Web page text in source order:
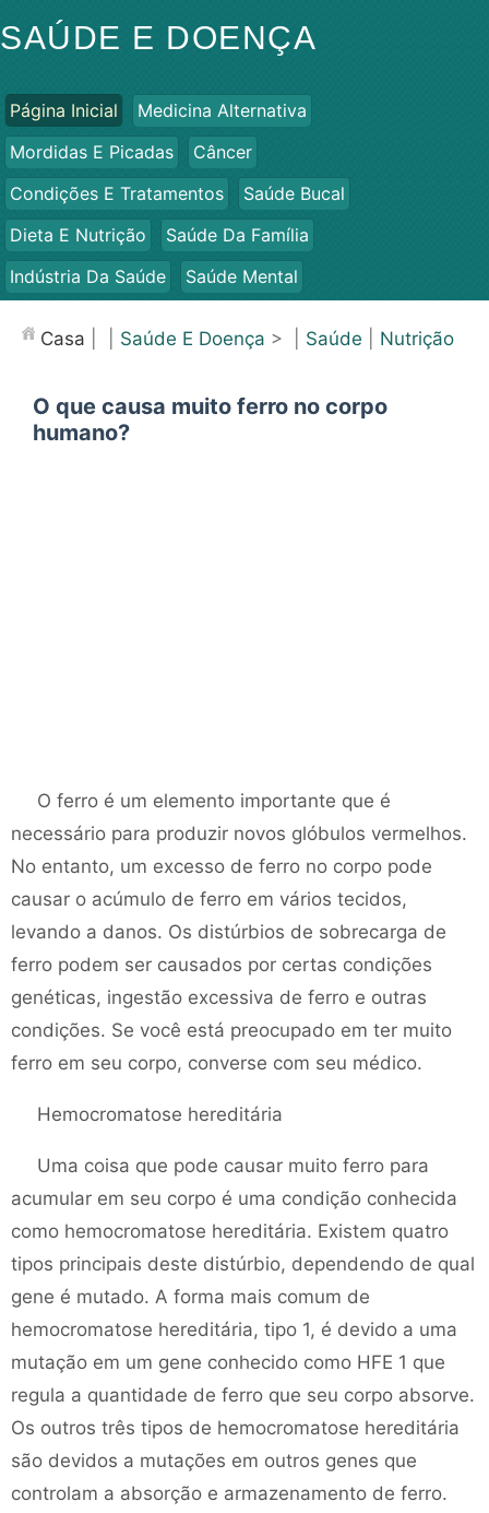
SAÚDE E DOENÇA
Página Inicial
Medicina Alternativa
Mordidas E Picadas
Câncer
Condições E Tratamentos
Saúde Bucal
Dieta E Nutrição
Saúde Da Família
Indústria Da Saúde
Saúde Mental
Casa Saúde E Doença > | Saúde Nutrição
O que causa muito ferro no corpo
humano?
O ferro é um elemento importante que é
necessário para produzir novos glóbulos vermelhos.
No entanto, um excesso de ferro no corpo pode
causar o acúmulo de ferro em vários tecidos,
levando a danos. Os distúrbios de sobrecarga de
ferro podem ser causados ​​por certas condições
genéticas, ingestão excessiva de ferro e outras
condições. Se você está preocupado em ter muito
ferro em seu corpo, converse com seu médico.
Hemocromatose hereditária
Uma coisa que pode causar muito ferro para
acumular em seu corpo é uma condição conhecida
como hemocromatose hereditária. Existem quatro
tipos principais deste distúrbio, dependendo de qual
gene é mutado. A forma mais comum de
hemocromatose hereditária, tipo 1, é devido a uma
mutação em um gene conhecido como HFE 1 que
regula a quantidade de ferro que seu corpo absorve.
Os outros três tipos de hemocromatose hereditária
são devidos a mutações em outros genes que
controlam a absorção e armazenamento de ferro.